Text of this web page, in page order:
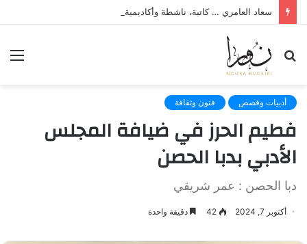
سعاد العامري … كاتبة، ناشطة وأكاديمية فلسطينية
بحث
عن
أدبيات وقصص فنون وثقافة
فطيم الحرز في ضيافة المجلس
الأدبي بدبا الحصن
دبا الحصن : عمر شريقي
أكتوبر 7, 2024 42 دقيقة واحدة